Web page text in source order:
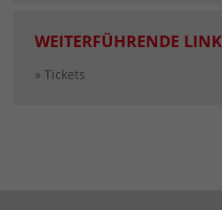
WEITERFÜHRENDE
» Tickets